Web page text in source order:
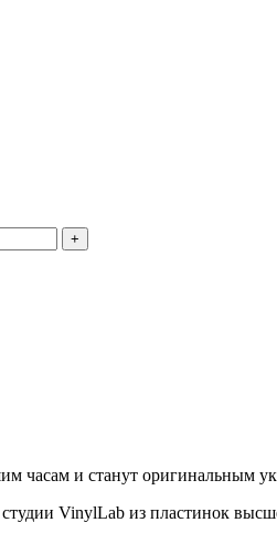
часам и станут оригинальным
VinylLab из пластинок